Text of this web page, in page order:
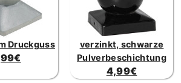
Druckguss
verzinkt, schwarze
Pulverbeschichtung
4,99€